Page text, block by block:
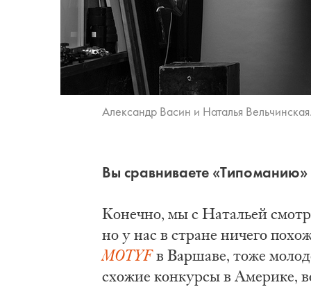
Александр Васин и Наталья
Вы сравниваете
Конечно, мы с Натальей
но у нас в стране ничего
MOTYFв Варшаве, тоже
схожие конкурсы в Америке,